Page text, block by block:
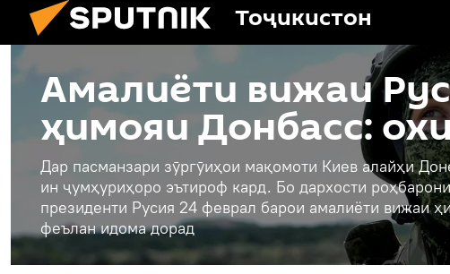
Тоҷикистон
Амалиёти вижаи
ҳимояи Донбасс:
Дар пасманзари зӯргӯиҳои мақомоти Киев алайҳи
ин ҷумҳуриҳоро эътироф кард. Бо дархости
президенти Русия 24 феврал барои амалиёти вижаи
феълан идома дорад